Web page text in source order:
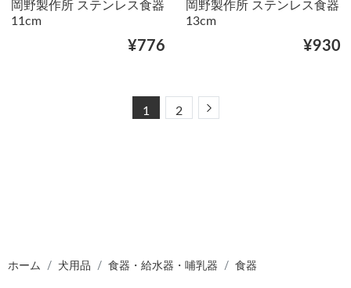
岡野製作所 ステンレス食器
11cm
¥776
岡野製作所 ステンレス食器
13cm
¥930
1 2 Next
ホーム 犬用品 食器・給水器・哺乳器 食器